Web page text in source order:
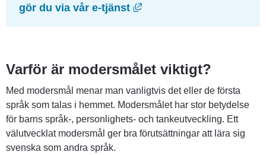
gör du via vår e-tjänst
Länk till annan
Varför är modersmålet viktigt?
Med modersmål menar man vanligtvis det eller de första
språk som talas i hemmet. Modersmålet har stor betydelse
för barns språk-, personlighets- och tankeutveckling. Ett
välutvecklat modersmål ger bra förutsättningar att lära sig
svenska som andra språk.